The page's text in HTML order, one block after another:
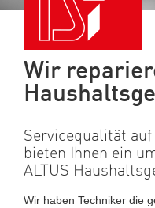
Wir
Servicequalität
bieten Ihnen ein
ALTUS
Wir haben Techniker die